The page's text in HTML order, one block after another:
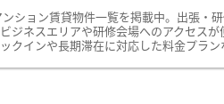
ション賃貸物件一覧を掲載中。出張
ジネスエリアや研修会場へのアクセス
インや長期滞在に対応した料金プラ